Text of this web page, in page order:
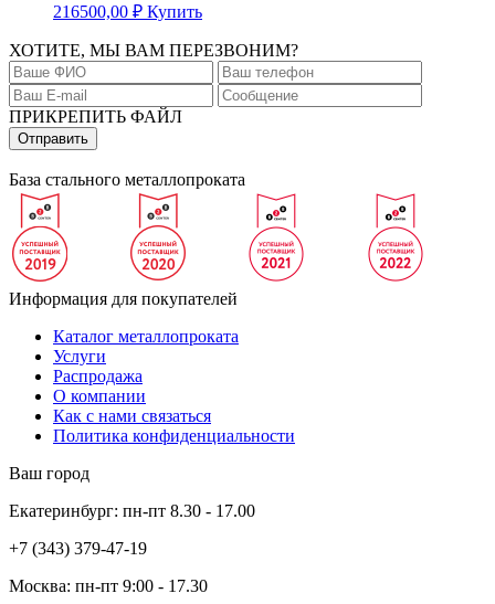
216500,00 ₽ Купить
ХОТИТЕ, МЫ ВАМ ПЕРЕЗВОНИМ?
ПРИКРЕПИТЬ ФАЙЛ
База стального металлопроката
Информация для покупателей
Каталог металлопроката
Услуги
Распродажа
О компании
Как с нами связаться
Политика конфиденциальности
Ваш город
Екатеринбург: пн-пт 8.30 - 17.00
+7 (343) 379-47-19
Москва: пн-пт 9:00 - 17.30